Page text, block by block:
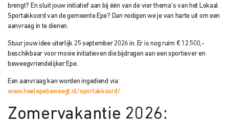
brengt? En sluit jouw initiatief aan bij één van de vier thema’s van het Lokaal
Sportakkoord van de gemeente Epe? Dan nodigen we je van harte uit om een
aanvraag in te dienen.
Stuur jouw idee uiterlijk 25 september 2026 in. Er is nog ruim € 12.500,-
beschikbaar voor mooie initiatieven die bijdragen aan een sportiever en
beweegvriendelijker Epe.
Een aanvraag kan worden ingediend via:
www.heelepebeweegt.nl/sportakkoord/
Zomervakantie 2026: